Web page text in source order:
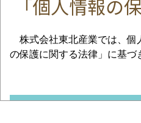
「個人情報の
株式会社東北産業では、個
の保護に関する法律」に基づ